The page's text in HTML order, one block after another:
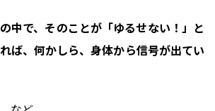
中で、そのことが「ゆるせない！」と
ば、何かしら、身体から信号が出てい